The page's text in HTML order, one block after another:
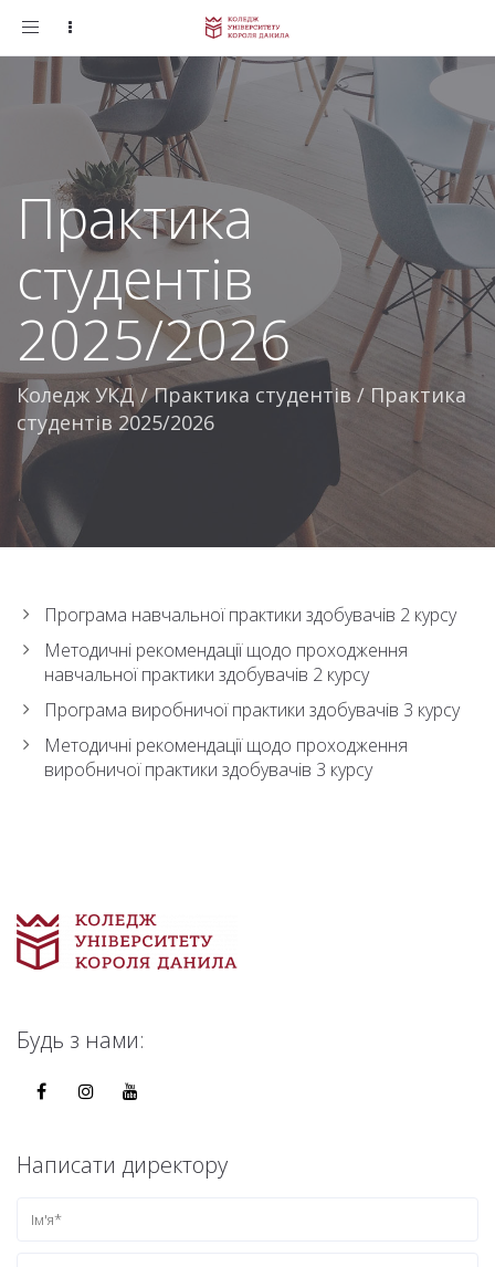
Toggle
Практика
студентів
2025/2026
Коледж УКД/Практика студентів /Практика
студентів 2025/2026
Програма навчальної практики здобувачів 2 курсу
Методичні рекомендації щодо проходження
навчальної практики здобувачів 2 курсу
Програма виробничої практики здобувачів 3 курсу
Методичні рекомендації щодо проходження
виробничої практики здобувачів 3 курсу
Будь з нами:
Написати директору